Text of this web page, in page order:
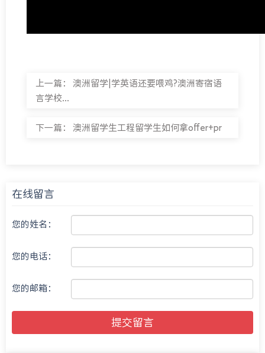
上一篇： 澳洲留学|学英语还要喂鸡?澳洲寄宿语
言学校...
下一篇： 澳洲留学生工程留学生如何拿offer+pr
在线留言
您的姓名：
您的电话：
您的邮箱：
提交留言